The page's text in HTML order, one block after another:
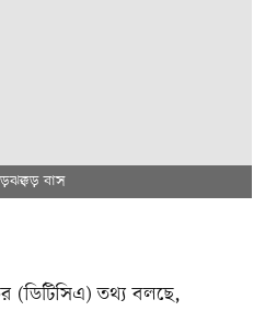
বাস
(ডিটিসিএ) তথ্য বলছে,